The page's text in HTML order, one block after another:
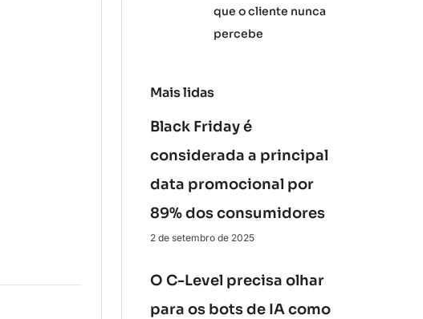
que o cliente nunca
percebe
Mais lidas
Black Friday é
considerada a principal
data promocional por
89% dos consumidores
2 de setembro de 2025
O C-Level precisa olhar
para os bots de IA como